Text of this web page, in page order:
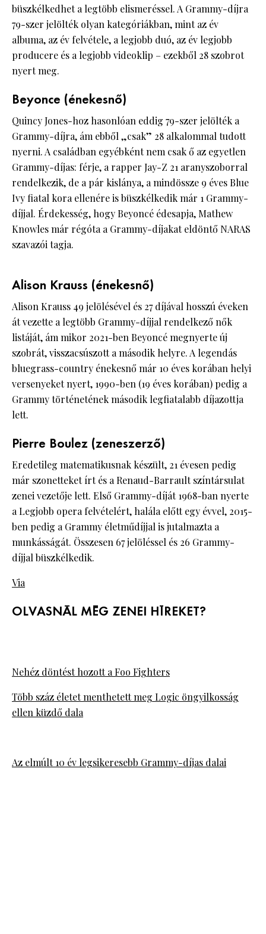
büszkélkedhet a legtöbb elismeréssel. A Grammy-díjra
79-szer jelölték olyan kategóriákban, mint az év
albuma, az év felvétele, a legjobb duó, az év legjobb
producere és a legjobb videoklip – ezekből 28 szobrot
nyert meg.
Beyonce (énekesnő)
Quincy Jones-hoz hasonlóan eddig 79-szer jelölték a
Grammy-díjra, ám ebből „csak” 28 alkalommal tudott
nyerni. A családban egyébként nem csak ő az egyetlen
Grammy-díjas: férje, a rapper Jay-Z 21 aranyszoborral
rendelkezik, de a pár kislánya, a mindössze 9 éves Blue
Ivy fiatal kora ellenére is büszkélkedik már 1 Grammy-
díjjal. Érdekesség, hogy Beyoncé édesapja, Mathew
Knowles már régóta a Grammy-díjakat eldöntő NARAS
szavazói tagja.
Alison Krauss (énekesnő)
Alison Krauss 49 jelölésével és 27 díjával hosszú éveken
át vezette a legtöbb Grammy-díjjal rendelkező nők
listáját, ám mikor 2021-ben Beyoncé megnyerte új
szobrát, visszacsúszott a második helyre. A legendás
bluegrass-country énekesnő már 10 éves korában helyi
versenyeket nyert, 1990-ben (19 éves korában) pedig a
Grammy történetének második legfiatalabb díjazottja
lett.
Pierre Boulez (zeneszerző)
Eredetileg matematikusnak készült, 21 évesen pedig
már szonetteket írt és a Renaud-Barrault színtársulat
zenei vezetője lett. Első Grammy-díját 1968-ban nyerte
a Legjobb opera felvételért, halála előtt egy évvel, 2015-
ben pedig a Grammy életműdíjjal is jutalmazta a
munkásságát. Összesen 67 jelöléssel és 26 Grammy-
díjjal büszkélkedik.
Via
OLVASNÁL MÉG ZENEI HÍREKET?
Nehéz döntést hozott a Foo Fighters
Több száz életet menthetett meg Logic öngyilkosság
ellen küzdő dala
Az elmúlt 10 év legsikeresebb Grammy-díjas dalai